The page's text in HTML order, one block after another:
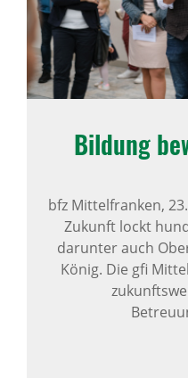
Bildung
bfz Mittelfranken,
Zukunft lockt
darunter auch
König. Die gfi